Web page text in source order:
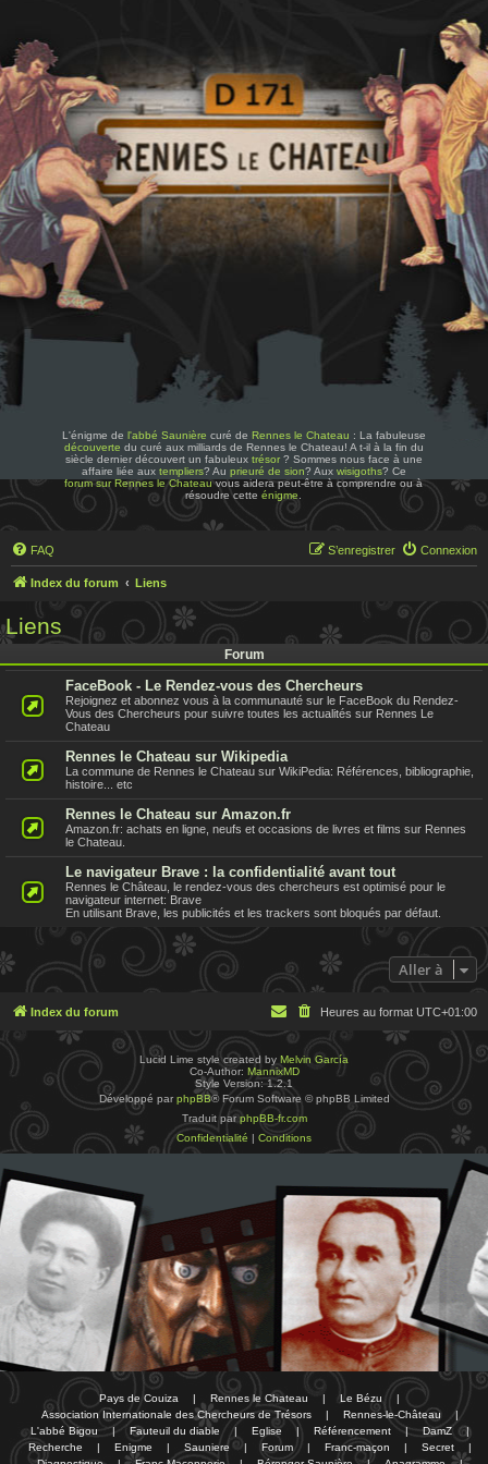
L'énigme de l'abbé Saunière curé de Rennes le Chateau : La fabuleuse
découverte du curé aux milliards de Rennes le Chateau! A t-il à la fin du
siècle dernier découvert un fabuleux trésor? Sommes nous face à une
affaire liée aux templiers? Au prieuré de sion? Aux wisigoths? Ce
forum sur Rennes le Chateauvous aidera peut-être à comprendre ou à
résoudre cetteénigme
FAQ Connexion
S’enregistrer
Index du forum Liens
Liens
Forum
FaceBook - Le Rendez-vous des Chercheurs
Rejoignez et abonnez vous à la communauté sur le FaceBook du Rendez-
Vous des Chercheurs pour suivre toutes les actualités sur Rennes Le
Chateau
Rennes le Chateau sur Wikipedia
La commune de Rennes le Chateau sur WikiPedia: Références, bibliographie,
histoire... etc
Rennes le Chateau sur Amazon.fr
Amazon.fr: achats en ligne, neufs et occasions de livres et films sur Rennes
le Chateau.
Le navigateur Brave : la confidentialité avant tout
Rennes le Château, le rendez-vous des chercheurs est optimisé pour le
navigateur internet: Brave
En utilisant Brave, les publicités et les trackers sont bloqués par défaut.
Aller à
Index du forum Heures au format UTC+01:00
Lucid Lime style created by Melvin García
Co-Author: MannixMD
Style Version: 1.2.1
Développé par phpBB® Forum Software © phpBB Limited
Traduit par phpBB-fr.com
Confidentialité | Conditions
Pays de Couiza | Rennes le Chateau | Le Bézu
|
Association Internationale des Chercheurs de Trésors
| Rennes-le-Château
|
L'abbé Bigou
| Fauteuil du diable | Eglise | Référencement | DamZ
|
Recherche
| Enigme | Sauniere | Forum | Franc-maçon | Secret
|